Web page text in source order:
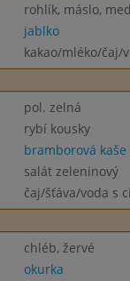
rohlík, máslo,
jablko
kakao/mléko/čaj/
pol. zelná
rybí kousky
bramborová kaše
salát zeleninový
čaj/šťáva/voda s
chléb, žervé
okurka